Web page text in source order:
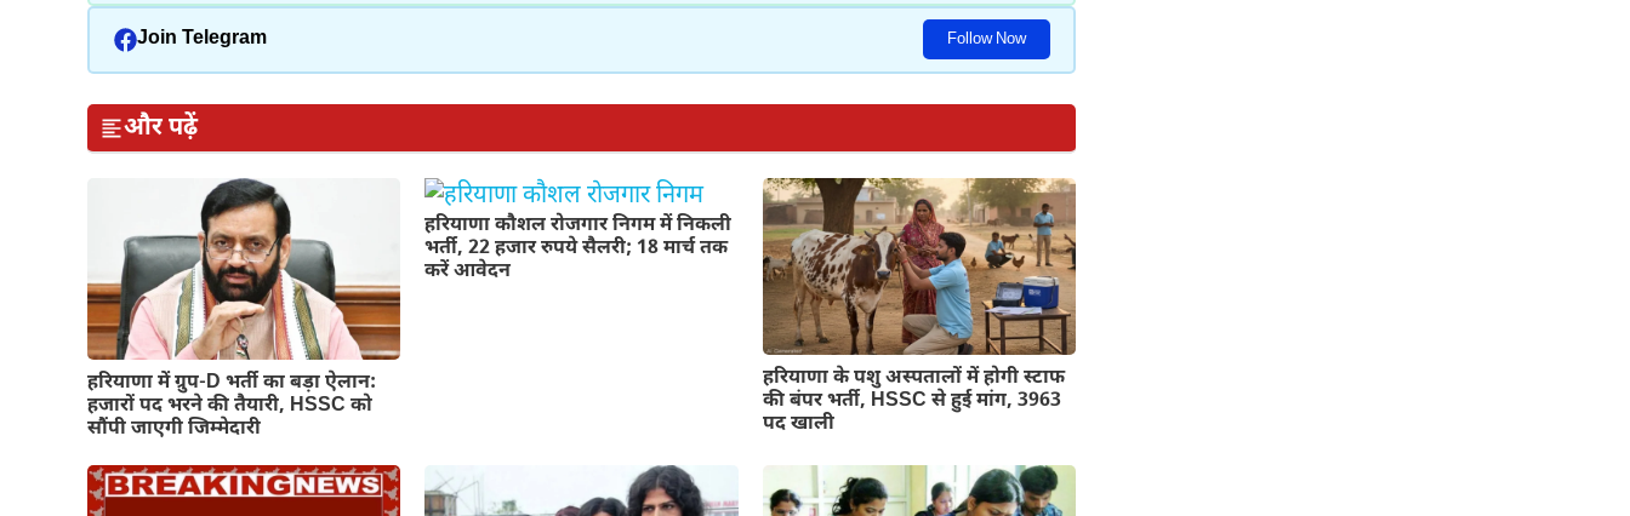
Join Telegram Follow Now
और पढ़ें
हरियाणा में ग्रुप-D भर्ती का बड़ा ऐलान:
हजारों पद भरने की तैयारी, HSSC को
सौंपी जाएगी जिम्मेदारी
हरियाणा कौशल रोजगार निगम में निकली
भर्ती, 22 हजार रुपये सैलरी; 18 मार्च तक
करें आवेदन
हरियाणा के पशु अस्पतालों में होगी स्टाफ
की बंपर भर्ती, HSSC से हुई मांग, 3963
पद खाली